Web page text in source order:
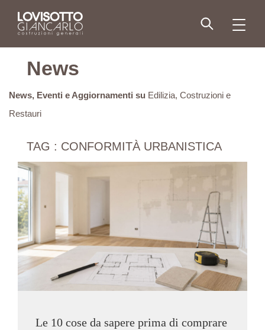
content
News
News, Eventi e Aggiornamenti su Edilizia, Costruzioni e
Restauri
TAG : CONFORMITÀ URBANISTICA
Le 10 cose da sapere prima di comprare